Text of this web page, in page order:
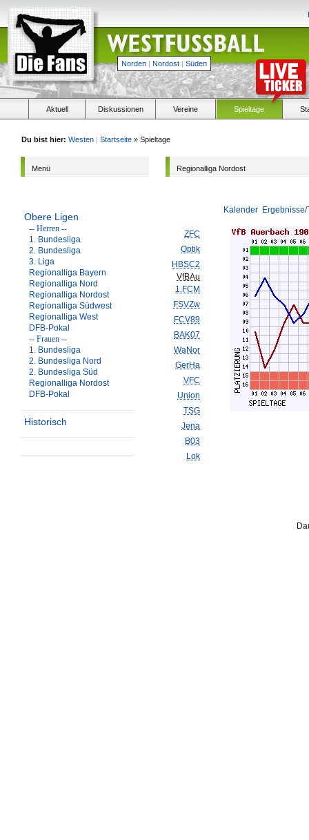
Norden | Nordost | Süden
Aktuell Diskussionen Vereine Spieltage
Du bist hier: Westen | Startseite » Spieltage
Menü
Obere Ligen
-- Herren --
1. Bundesliga
2. Bundesliga
3. Liga
Regionalliga Bayern
Regionalliga Nord
Regionalliga Nordost
Regionalliga Südwest
Regionalliga West
DFB-Pokal
-- Frauen --
1. Bundesliga
2. Bundesliga Nord
2. Bundesliga Süd
Regionalliga Nordost
DFB-Pokal
Historisch
Regionalliga Nordost
Kalender
ZFC
Optik
HBSC2
VfBAu
1.FCM
FSVZw
FCV89
BAK07
WaNor
GerHa
VFC
Union
TSG
Jena
B03
Lok